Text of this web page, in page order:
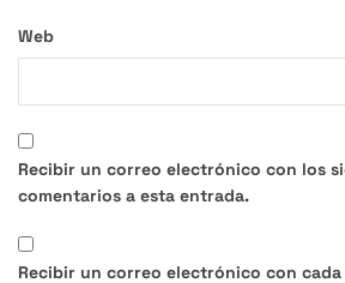
Web
Recibir un correo electrónico con los
comentarios a esta entrada.
Recibir un correo electrónico con